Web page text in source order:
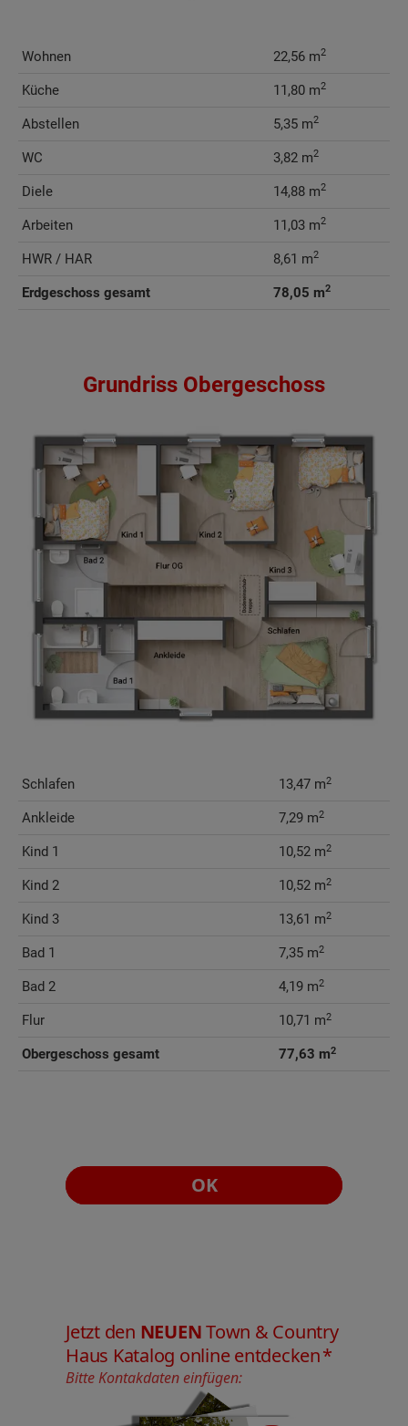
Wohnen 22,56 m2
Küche 11,80 m2
Abstellen 5,35 m2
WC 3,82 m2
Diele 14,88 m2
Arbeiten 11,03 m2
HWR / HAR 8,61 m2
Erdgeschoss gesamt 78,05 m2
Grundriss Obergeschoss
Schlafen 13,47 m2
Ankleide 7,29 m2
Kind 1 10,52 m2
Kind 2 10,52 m2
Kind 3 13,61 m2
Bad 1 7,35 m2
Bad 2 4,19 m2
Flur 10,71 m2
Obergeschoss gesamt 77,63 m2